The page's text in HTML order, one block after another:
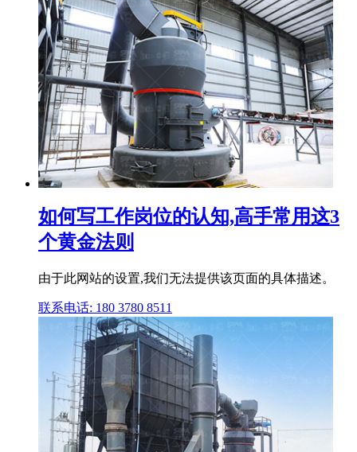
如何写工作岗位的认知,高手常用这3
个黄金法则
由于此网站的设置,我们无法提供该页面的具体描述。
联系电话: 180 3780 8511